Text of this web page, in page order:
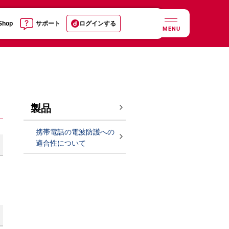
サポート ログインする
MENU
製品
携帯電話の電波防護への
適合性について